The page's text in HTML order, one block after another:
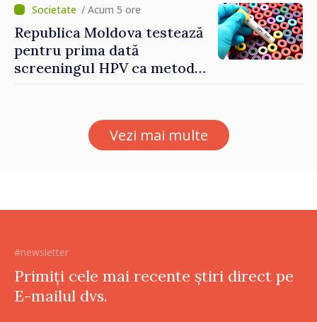
/ Acum 5 ore
Republica Moldova testează
pentru prima dată
screeningul HPV ca metodă
Vezi mai multe
#newsletter
Primiți cele mai recente știri direct pe
E-mailul dvs.